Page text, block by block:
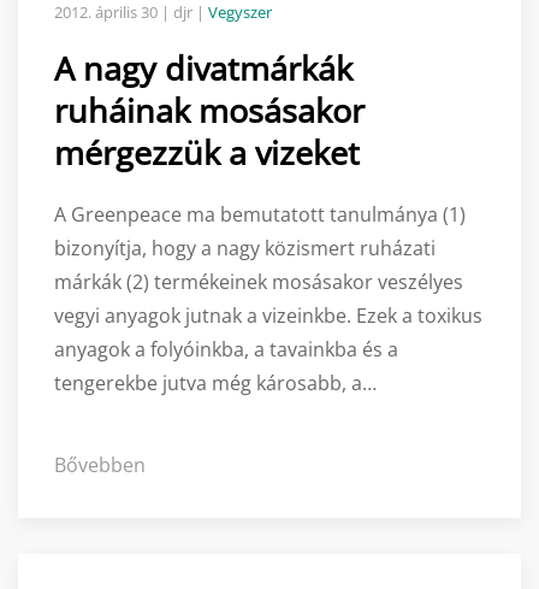
2012. április 30 | djr | Vegyszer
A nagy divatmárkák
ruháinak mosásakor
mérgezzük a vizeket
A Greenpeace ma bemutatott tanulmánya (1)
bizonyítja, hogy a nagy közismert ruházati
márkák (2) termékeinek mosásakor veszélyes
vegyi anyagok jutnak a vizeinkbe. Ezek a toxikus
anyagok a folyóinkba, a tavainkba és a
tengerekbe jutva még károsabb, a…
Bővebben